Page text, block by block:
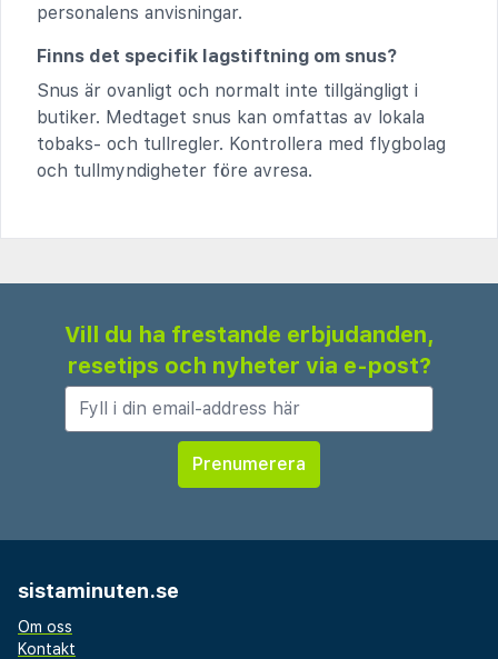
personalens anvisningar.
Finns det specifik lagstiftning om snus?
Snus är ovanligt och normalt inte tillgängligt i
butiker. Medtaget snus kan omfattas av lokala
tobaks- och tullregler. Kontrollera med flygbolag
och tullmyndigheter före avresa.
Vill du ha frestande erbjudanden,
resetips och nyheter via e-post?
sistaminuten.se
Om oss
Kontakt